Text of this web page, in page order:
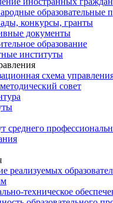
образовательные
конкурсы, гранты
документы
образование
институты
схема
совет
среднего
реализуемых
техническое